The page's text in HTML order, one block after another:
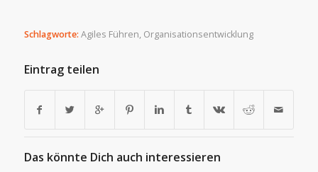
Schlagworte: Agiles Führen, Organisationsentwicklung
Eintrag teilen
Das könnte Dich auch interessieren